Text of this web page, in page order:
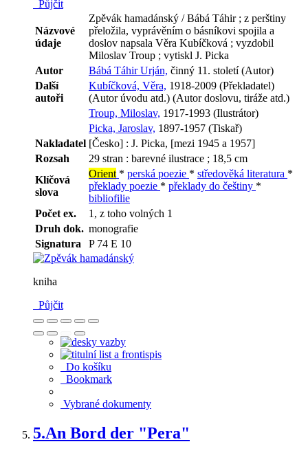
Půjčit
Názvové
údaje
Zpěvák hamadánský / Bábá Táhir ; z perštiny
přeložila, vyprávěním o básníkovi spojila a
doslov napsala Věra Kubíčková ; vyzdobil
Miloslav Troup ; vytiskl J. Picka
Autor
Bábá Táhir Urján, činný 11. století (Autor)
Další
autoři
Kubíčková, Věra, 1918-2009 (Překladatel)
(Autor úvodu atd.) (Autor doslovu, tiráže atd.)
Troup, Miloslav, 1917-1993 (Ilustrátor)
Picka, Jaroslav, 1897-1957 (Tiskař)
Nakladatel [Česko] : J. Picka, [mezi 1945 a 1957]
Rozsah
29 stran : barevné ilustrace ; 18,5 cm
Klíčová
slova
Orient * perská poezie * středověká literatura *
překlady poezie * překlady do češtiny *
bibliofilie
Počet ex.
1, z toho volných 1
Druh dok. monografie
Signatura
P 74 E 10
kniha
Půjčit
Do košíku
Bookmark
Vybrané dokumenty
5.An Bord der "Pera"